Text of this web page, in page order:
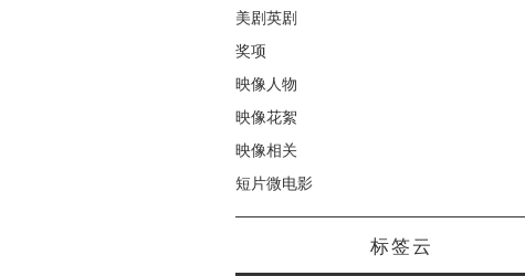
美剧英剧
奖项
映像人物
映像花絮
映像相关
短片微电影
标签云